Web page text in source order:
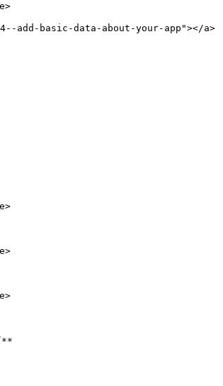
4--add-basic-data-about-your-app"></a>